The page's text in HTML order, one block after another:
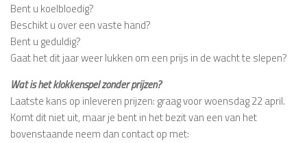
Bent u koelbloedig?
Beschikt u over een vaste hand?
Bent u geduldig?
Gaat het dit jaar weer lukken om een prijs in de wacht te slepen?
Wat is het klokkenspel zonder prijzen?
Laatste kans op inleveren prijzen: graag voor woensdag 22 april.
Komt dit niet uit, maar je bent in het bezit van een van het
bovenstaande neem dan contact op met: